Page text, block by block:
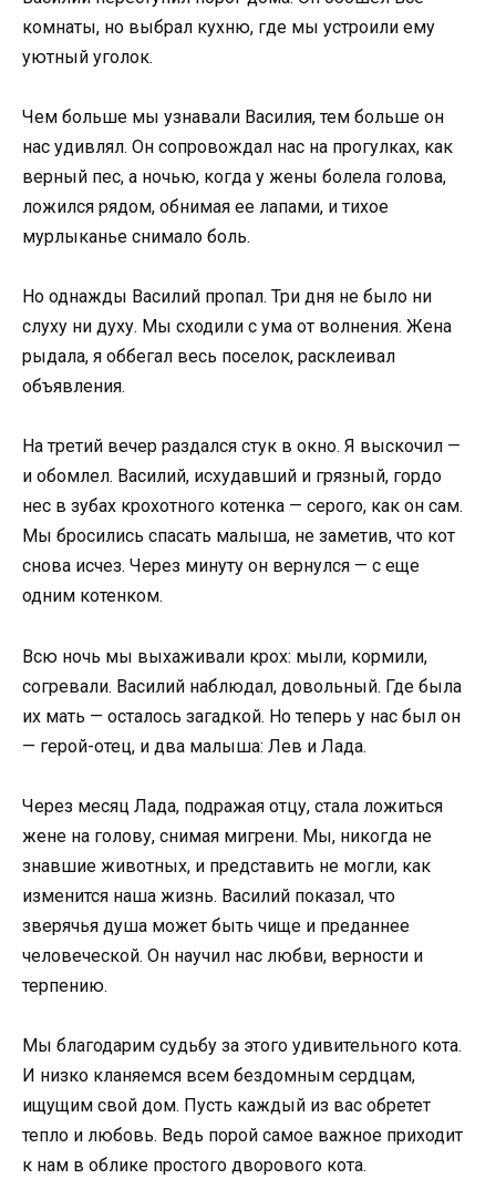
комнаты, но выбрал кухню, где мы устроили ему
уютный уголок.
Чем больше мы узнавали Василия, тем больше он
нас удивлял. Он сопровождал нас на прогулках, как
верный пес, а ночью, когда у жены болела голова,
ложился рядом, обнимая ее лапами, и тихое
мурлыканье снимало боль.
Но однажды Василий пропал. Три дня не было ни
слуху ни духу. Мы сходили с ума от волнения. Жена
рыдала, я оббегал весь поселок, расклеивал
объявления.
На третий вечер раздался стук в окно. Я выскочил —
и обомлел. Василий, исхудавший и грязный, гордо
нес в зубах крохотного котенка — серого, как он сам.
Мы бросились спасать малыша, не заметив, что кот
снова исчез. Через минуту он вернулся — с еще
одним котенком.
Всю ночь мы выхаживали крох: мыли, кормили,
согревали. Василий наблюдал, довольный. Где была
их мать — осталось загадкой. Но теперь у нас был он
— герой-отец, и два малыша: Лев и Лада.
Через месяц Лада, подражая отцу, стала ложиться
жене на голову, снимая мигрени. Мы, никогда не
знавшие животных, и представить не могли, как
изменится наша жизнь. Василий показал, что
зверячья душа может быть чище и преданнее
человеческой. Он научил нас любви, верности и
терпению.
Мы благодарим судьбу за этого удивительного кота.
И низко кланяемся всем бездомным сердцам,
ищущим свой дом. Пусть каждый из вас обретет
тепло и любовь. Ведь порой самое важное приходит
к нам в облике простого дворового кота.